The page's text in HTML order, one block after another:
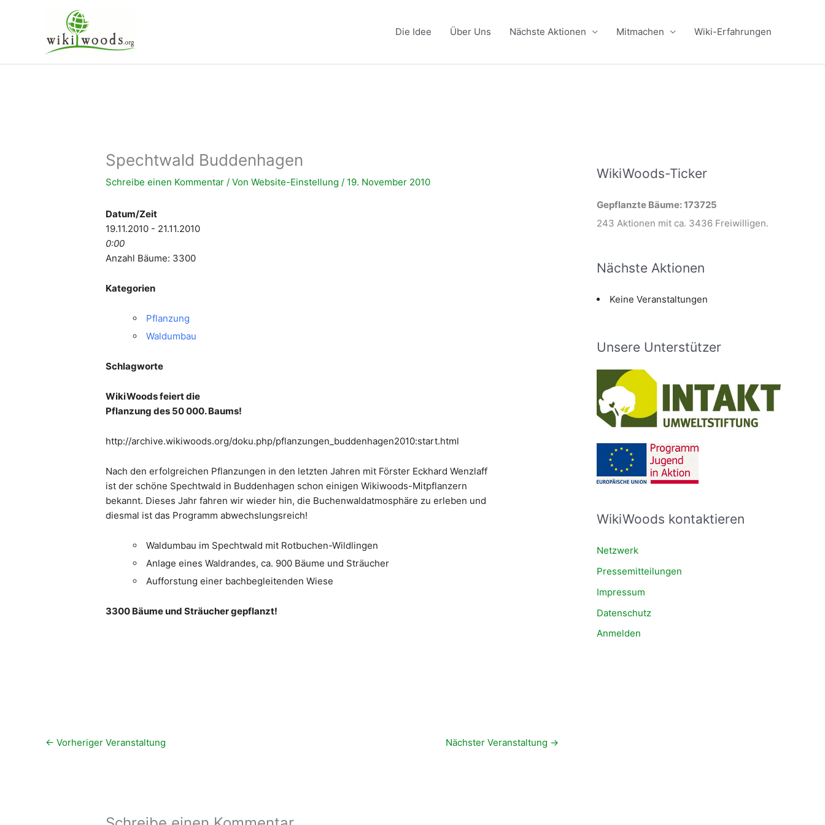
Die Idee Über Uns Nächste Aktionen Mitmachen Wiki-Erfahrungen
Spechtwald Buddenhagen
Schreibe einen Kommentar / VonWebsite-Einstellung/ 19. November 2010
Datum/Zeit
19.11.2010 - 21.11.2010
0:00
Anzahl Bäume: 3300
Kategorien
Pflanzung
Waldumbau
Schlagworte
WikiWoods feiert die
Pflanzung des 50 000. Baums!
http://archive.wikiwoods.org/doku.php/pflanzungen_buddenhagen2010:start.html
Nach den erfolgreichen Pflanzungen in den letzten Jahren mit Förster Eckhard Wenzlaff
ist der schöne Spechtwald in Buddenhagen schon einigen Wikiwoods-Mitpflanzern
bekannt. Dieses Jahr fahren wir wieder hin, die Buchenwaldatmosphäre zu erleben und
diesmal ist das Programm abwechslungsreich!
Waldumbau im Spechtwald mit Rotbuchen-Wildlingen
Anlage eines Waldrandes, ca. 900 Bäume und Sträucher
Aufforstung einer bachbegleitenden Wiese
3300 Bäume und Sträucher gepflanzt!
← Vorheriger Veranstaltung Nächster Veranstaltung →
WikiWoods-Ticker
Gepflanzte Bäume: 173725
243 Aktionen mit ca. 3436 Freiwilligen.
Nächste Aktionen
Keine Veranstaltungen
Unsere Unterstützer
WikiWoods kontaktieren
Netzwerk
Pressemitteilungen
Impressum
Datenschutz
Anmelden